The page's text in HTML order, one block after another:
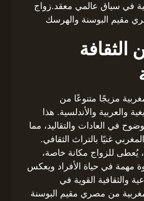
في سياق عالمي معقد.زواج
مقيم البوسنة والهرسك
الثقافة
مزيجًا متنوعًا من
والعربية والأندلسية. هذا
في العادات والتقاليد، مما
غنيًا بالتراث الثقافي.
يُعطى للزواج مكانة خاصة،
مهمة في حياة الأفراد ويعكس
والثقافية القوية في
من مصري مقيم البوسنة